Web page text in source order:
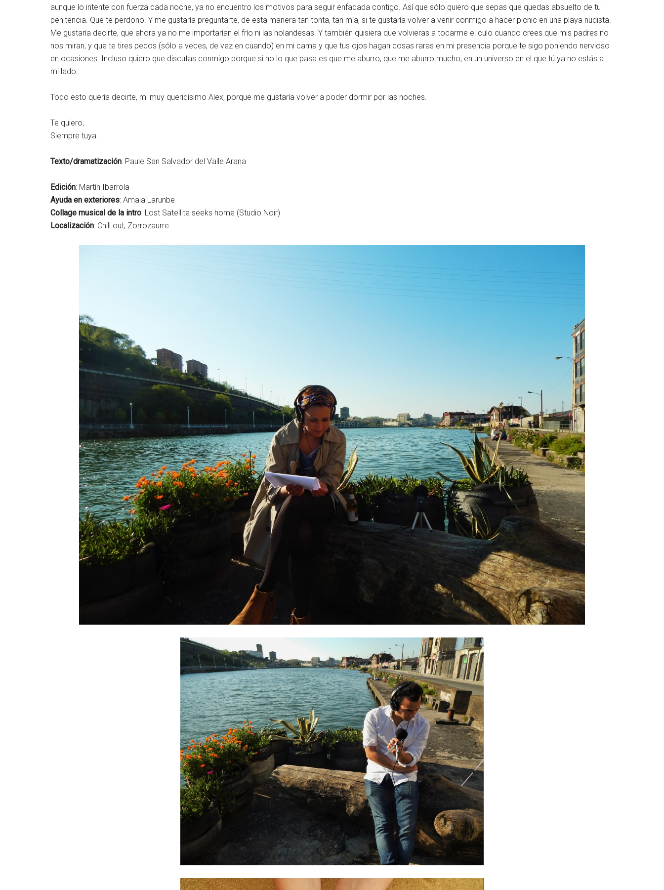
aunque lo intente con fuerza cada noche, ya no encuentro los motivos para seguir enfadada contigo. Así que sólo quiero que sepas que quedas absuelto de tu
penitencia. Que te perdono. Y me gustaría preguntarte, de esta manera tan tonta, tan mía, si te gustaría volver a venir conmigo a hacer picnic en una playa nudista.
Me gustaría decirte, que ahora ya no me importarían el frío ni las holandesas. Y también quisiera que volvieras a tocarme el culo cuando crees que mis padres no
nos miran, y que te tires pedos (sólo a veces, de vez en cuando) en mi cama y que tus ojos hagan cosas raras en mi presencia porque te sigo poniendo nervioso
en ocasiones. Incluso quiero que discutas conmigo porque si no lo que pasa es que me aburro, que me aburro mucho, en un universo en el que tú ya no estás a
mi lado.
Todo esto quería decirte, mi muy queridísimo Alex, porque me gustaría volver a poder dormir por las noches.
Te quiero,
Siempre tuya.
Texto/dramatización: Paule San Salvador del Valle Arana
Edición: Martín Ibarrola
Ayuda en exteriores: Amaia Larunbe
Collage musical de la intro: Lost Satellite seeks home (Studio Noir)
Localización: Chill out, Zorrozaurre